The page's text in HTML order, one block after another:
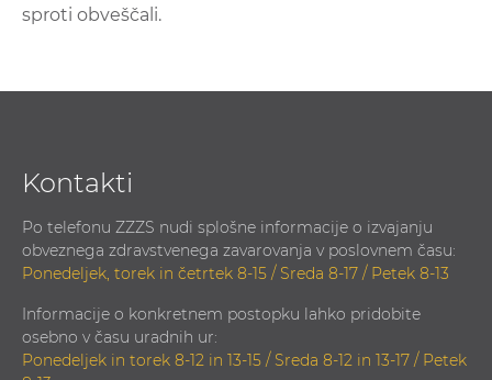
sproti obveščali.
Kontakti
Po telefonu ZZZS nudi splošne informacije o izvajanju
obveznega zdravstvenega zavarovanja v poslovnem času:
Ponedeljek, torek in četrtek 8-15 / Sreda 8-17 / Petek 8-13
Informacije o konkretnem postopku lahko pridobite
osebno v času uradnih ur:
Ponedeljek in torek 8-12 in 13-15 / Sreda 8-12 in 13-17 / Petek